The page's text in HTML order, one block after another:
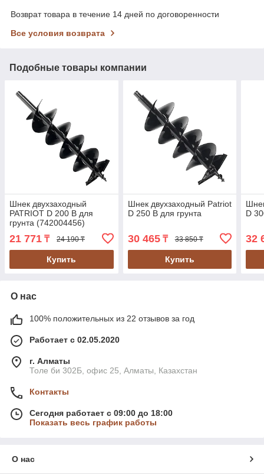
Возврат товара в течение 14 дней по договоренности
Все условия возврата
Подобные товары компании
Шнек двухзаходный
PATRIOT D 200 B для
грунта (742004456)
21 771 ₸ 24 190 ₸
Купить
Шнек двухзаходный Patriot
D 250 B для грунта
30 465₸ 33 850 ₸
Купить
D
32
О нас
100% положительных из 22 отзывов за год
Работает с 02.05.2020
г. Алматы
Толе би 302Б, офис 25, Алматы, Казахстан
Контакты
Сегодня работает с 09:00 до 18:00
Показать весь график работы
О нас